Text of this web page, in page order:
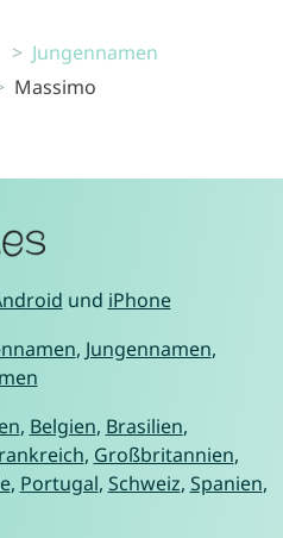
Jungennamen
Massimo
und iPhone
, Jungennamen,
, Belgien, Brasilien,
, Großbritannien,
, Portugal, Schweiz, Spanien,